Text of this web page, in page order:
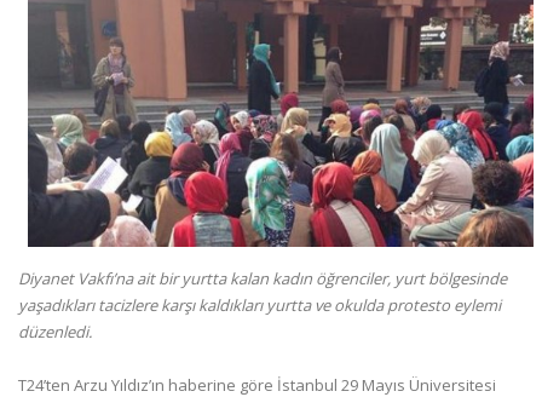
Diyanet Vakfı’na ait bir yurtta kalan kadın öğrenciler, yurt bölgesinde
yaşadıkları tacizlere karşı kaldıkları yurtta ve okulda protesto eylemi
düzenledi.
T24’ten Arzu Yıldız’ın haberine göre İstanbul 29 Mayıs Üniversitesi